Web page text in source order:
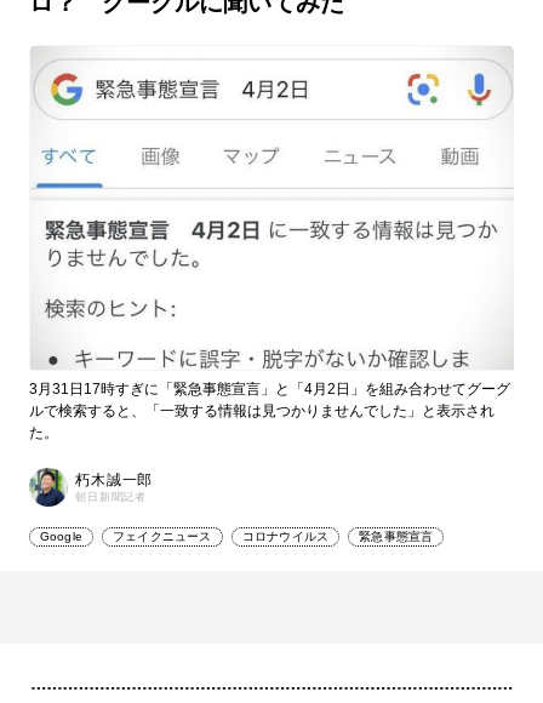
3月31日17時すぎに「緊急事態宣言」と「4月2日」を組み合わせてグーグ
ルで検索すると、「一致する情報は見つかりませんでした」と表示され
た。
朽木誠一郎
朝日新聞記者
Google フェイクニュース コロナウイルス 緊急事態宣言